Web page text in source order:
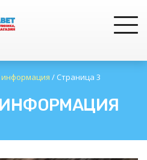
/ Страница 3